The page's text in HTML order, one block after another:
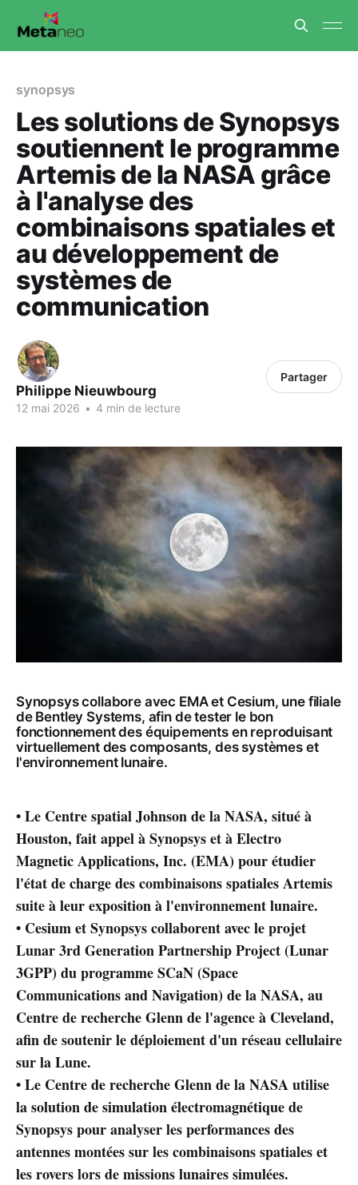
synopsys
Les solutions de Synopsys
soutiennent le programme
Artemis de la NASA grâce
à l'analyse des
combinaisons spatiales et
au développement de
systèmes de
communication
Philippe Nieuwbourg
12 mai 2026 • 4 min de lecture
Partager
Synopsys collabore avec EMA et Cesium, une filiale
de Bentley Systems, afin de tester le bon
fonctionnement des équipements en reproduisant
virtuellement des composants, des systèmes et
l'environnement lunaire.
• Le Centre spatial Johnson de la NASA, situé à
Houston, fait appel à Synopsys et à Electro
Magnetic Applications, Inc. (EMA) pour étudier
l'état de charge des combinaisons spatiales Artemis
suite à leur exposition à l'environnement lunaire.
• Cesium et Synopsys collaborent avec le projet
Lunar 3rd Generation Partnership Project (Lunar
3GPP) du programme SCaN (Space
Communications and Navigation) de la NASA, au
Centre de recherche Glenn de l'agence à Cleveland,
afin de soutenir le déploiement d'un réseau cellulaire
sur la Lune.
• Le Centre de recherche Glenn de la NASA utilise
la solution de simulation électromagnétique de
Synopsys pour analyser les performances des
antennes montées sur les combinaisons spatiales et
les rovers lors de missions lunaires simulées.